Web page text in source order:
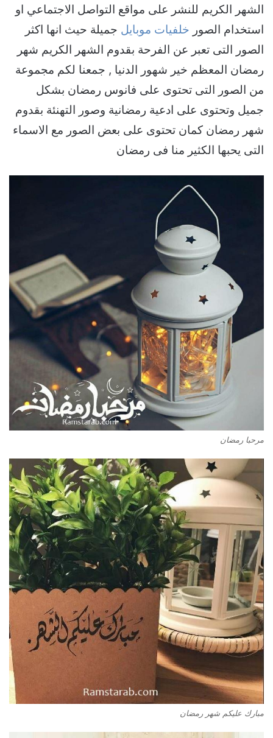
الشهر الكريم للنشر على مواقع التواصل الاجتماعي او
استخدام الصور خلفيات موبايل جميلة حيث انها اكثر
الصور التى تعبر عن الفرحة بقدوم الشهر الكريم شهر
رمضان المعظم خير شهور الدنيا , جمعنا لكم مجموعة
من الصور التى تحتوى على فانوس رمضان بشكل
جميل وتحتوى على ادعية رمضانية وصور التهنئة بقدوم
شهر رمضان كمان تحتوى على بعض الصور مع الاسماء
التى يحبها الكثير منا فى رمضان
مرحبا رمضان
مبارك عليكم شهر رمضان